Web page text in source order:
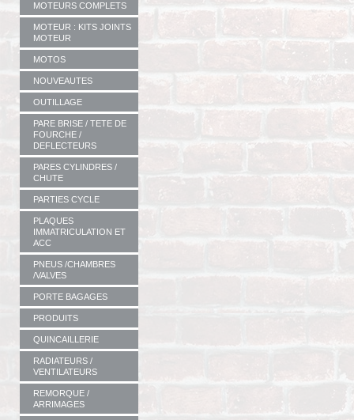
MOTEURS COMPLETS
MOTEUR : KITS JOINTS
MOTEUR
MOTOS
NOUVEAUTES
OUTILLAGE
PARE BRISE / TETE DE
FOURCHE /
DEFLECTEURS
PARES CYLINDRES /
CHUTE
PARTIES CYCLE
PLAQUES
IMMATRICULATION ET
ACC
PNEUS /CHAMBRES
/VALVES
PORTE BAGAGES
PRODUITS
QUINCAILLERIE
RADIATEURS /
VENTILATEURS
REMORQUE /
ARRIMAGES